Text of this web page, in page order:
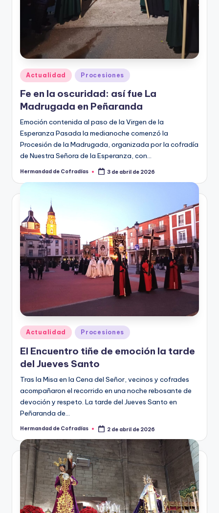
Publicado
en
Actualidad Procesiones
Fe en la oscuridad: así fue La
Madrugada en Peñaranda
Emoción contenida al paso de la Virgen de la
Esperanza Pasada la medianoche comenzó la
Procesión de la Madrugada, organizada por la cofradía
de Nuestra Señora de la Esperanza, con…
Publicado
Hermandad de Cofradías 3 de abril de 2026
Publicado
en
Actualidad Procesiones
El Encuentro tiñe de emoción la tarde
del Jueves Santo
Tras la Misa en la Cena del Señor, vecinos y cofrades
acompañaron el recorrido en una noche rebosante de
devoción y respeto. La tarde del Jueves Santo en
Peñaranda de…
Publicado
Hermandad de Cofradías 2 de abril de 2026